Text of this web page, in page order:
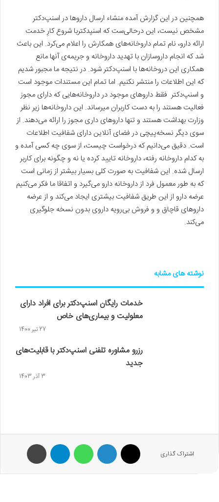
همچنین در این گزارش آمده منشاء ارسال داروها در اسنپ‌دکتر
مشخص نیست، این درحالی‌ست که اسنپ‎دکتربا شروع کارِ خدمت
ارائه دارو، نام تمام داروخانه‌های همکارش را اعلام می‌کرد. این باعث
شد که انجام داروسازان با تهدید داروخانه و جریمه‌ی آنها مانع
همکاری این دروخانه‌ها با اسنپ‌دکتر شود. در نتیجه ما مجبور شدیم
که این اطلاعات را منتشر نکنیم. اما تمام این مستندات موجود است
و اسنپ‌دکتر فقط داروهای موجود در داروخانه‌هایی که دارای مجوز
فعالیت هستند را به دست کاربران می‎رساند. این داروخانه‌ها زیر نظر
وزارت بهداشت هستند و تنها داروهای داری مجوز را ارائه می‌دهند. از
سوی دیگر نسخه‌پیچی در فضای آنلاین دارای شفافیت اطلاعات
است. دقیق می‌دانیم که درخواست چیست، از سوی چه کسی آمده و
به کدام داروخانه رفته، داروخانه تایید کرده یا نه و چگونه برای کاربر
ارسال شده. این شفافیت به صورت کلی بسیار بیشتر از زمانی است
که به طور معمول فرد از داروخانه دارو می‌گیرد و اتفاقا ما فکر می‌کنیم
عرضه دارو از این طریق شفافیت بیشتری ایجاد می‌کند و از عرضه
داروهای قاچاق و و فروش بی‌رویه داروی بدون نسخه جلوگیری
می‌کند.
نوشته های مشابه
خدمات رایگان اسنپ‌دکتر برای افراد دارای
معلولیت و بیماری‌های خاص
27 تیر 1400
رزرو مشاوره تلفنی اسنپ‌دکتر با قابلیت‌های
جدید
3 آذر 1403
اشتراک گذاری